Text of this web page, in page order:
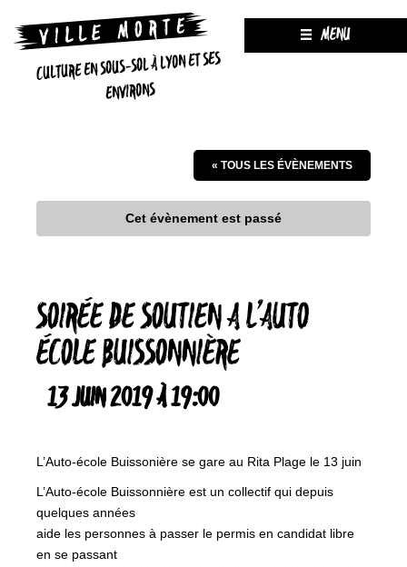
CULTURE EN SOUS-SOL À LYON ET SES
ENVIRONS
MENU
« TOUS LES ÉVÈNEMENTS
Cet évènement est passé
SOIRÉE DE SOUTIEN A L’AUTO
ÉCOLE BUISSONNIÈRE
13 JUIN 2019 À 19:00
L’Auto-école Buissonière se gare au Rita Plage le 13 juin
L’Auto-école Buissonnière est un collectif qui depuis
quelques années
aide les personnes à passer le permis en candidat libre
en se passant